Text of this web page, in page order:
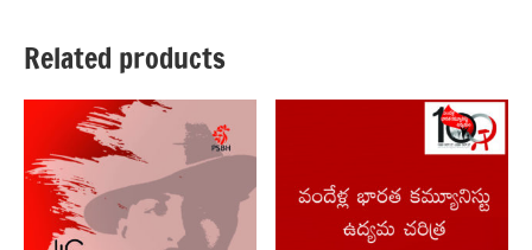
Related products